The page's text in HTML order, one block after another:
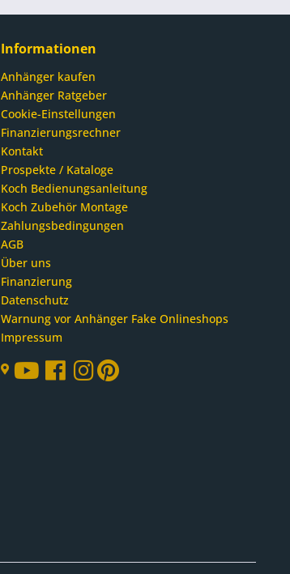
Informationen
Anhänger kaufen
Anhänger Ratgeber
Cookie-Einstellungen
Finanzierungsrechner
Kontakt
Prospekte / Kataloge
Koch Bedienungsanleitung
Koch Zubehör Montage
Zahlungsbedingungen
AGB
Über uns
Finanzierung
Datenschutz
Warnung vor Anhänger Fake Onlineshops
Impressum